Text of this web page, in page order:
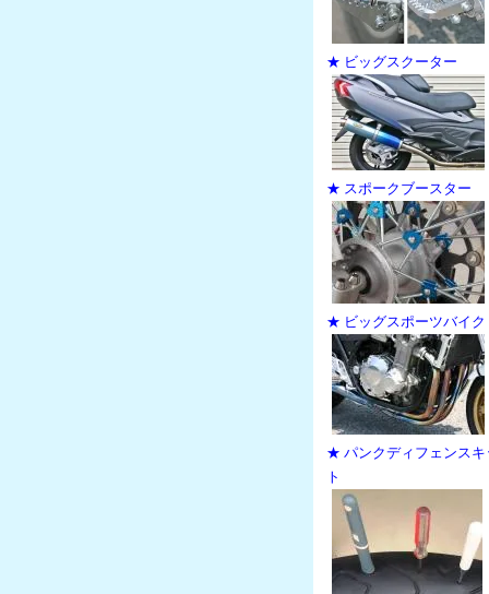
★ ビッグスクーター
★ スポークブースター
★ ビッグスポーツバイク
★ パンクディフェンスキ
ト